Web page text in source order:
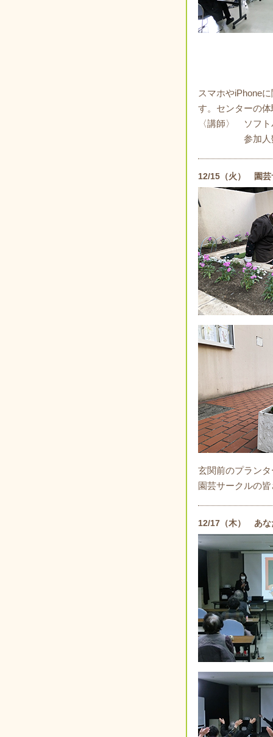
スマホやiPhone
す。センターの
〈講師〉 ソフ
参加人数
12/15（火） 園芸
玄関前のプラン
園芸サークルの
12/17（木） あな